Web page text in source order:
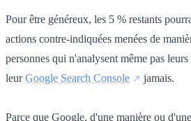
Pour être généreux, les 5 % restants
actions contre-indiquées menées de
personnes qui n'analysent même pas
leurGoogle Search Console jamais.
Parce que Google, d'une manière ou